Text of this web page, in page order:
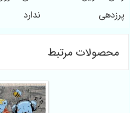
پرزدهی
ندارد
محصولات مرتبط